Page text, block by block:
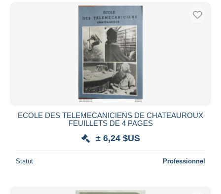
ECOLE DES TELEMECANICIENS DE CHATEAUROUX
FEUILLETS DE 4 PAGES
± 6,24 $US
Statut Professionnel